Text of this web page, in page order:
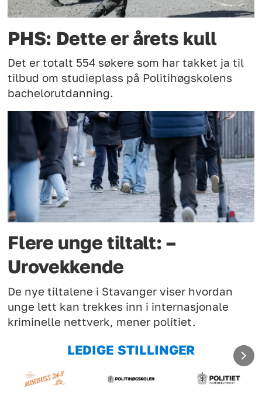
PHS: Dette er årets kull
Det er totalt 554 søkere som har takket ja til
tilbud om studieplass på Politihøgskolens
bachelorutdanning.
Flere unge tiltalt: –
Urovekkende
De nye tiltalene i Stavanger viser hvordan
unge lett kan trekkes inn i internasjonale
kriminelle nettverk, mener politiet.
LEDIGE STILLINGER